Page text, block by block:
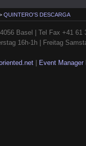
QUINTERO'S DESCARGA
Basel | Tel Fax +41 61
16h-1h | Freitag
| Event Manager